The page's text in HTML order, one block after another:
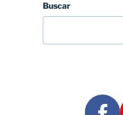
Buscar